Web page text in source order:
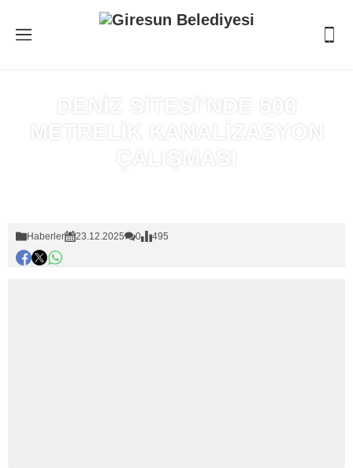
DENİZ SİTESİ’NDE 500
METRELİK KANALİZASYON
ÇALIŞMASI
Haberler 23.12.2025 0 495